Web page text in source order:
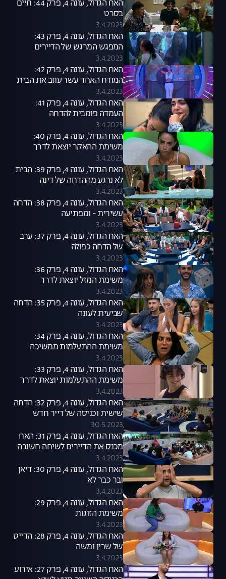
האח הגדול, עונה 4, פרק 44: חיים
בסרט
3.4.2023
האח הגדול, עונה 4, פרק 43:
המפגש המרגש של הדיירים
3.4.2023
האח הגדול, עונה 4, פרק 42:
המודח האחד עשר עוזב את הבית
3.4.2023
האח הגדול, עונה 4, פרק 41:
העמדה פומבית להדחה
3.4.2023
האח הגדול, עונה 4, פרק 40:
משימת ההאקר יוצאת לדרך
3.4.2023
האח הגדול, עונה 4, פרק 39: הבית
לא נרגע מההדחה של דינה
3.4.2023
האח הגדול, עונה 4, פרק 38: הדחה
עשירית - ומפתיעה
3.4.2023
האח הגדול, עונה 4, פרק 37: ערב
של הדחה כפולה
3.4.2023
האח הגדול, עונה 4, פרק 36:
משימת המזל יוצאת לדרך
3.4.2023
האח הגדול, עונה 4, פרק 35: הדחה
שביעית לעונה
3.4.2023
האח הגדול, עונה 4, פרק 34:
משימת ההתעלמות ממשיכה
3.4.2023
האח הגדול, עונה 4, פרק 33:
משימת ההתעלמות יוצאת לדרך
3.4.2023
האח הגדול, עונה 4, פרק 32: הדחה
שישית וכניסה של דייר חדש
30.5.2023
האח הגדול, עונה 4, פרק 31: האח
מכנס את הדיירים לשיחה חשובה
3.4.2023
האח הגדול, עונה 4, פרק 30: דיאן
ובר כבר לא
3.4.2023
האח הגדול, עונה 4, פרק 29:
משימת הזוגות
3.4.2023
האח הגדול, עונה 4, פרק 28: הדייט
של שרין ומשה
3.4.2023
האח הגדול, עונה 4, פרק 27: אירוע